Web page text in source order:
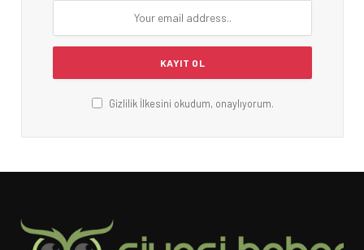
Gizlilik İlkesini okudum, onaylıyorum.